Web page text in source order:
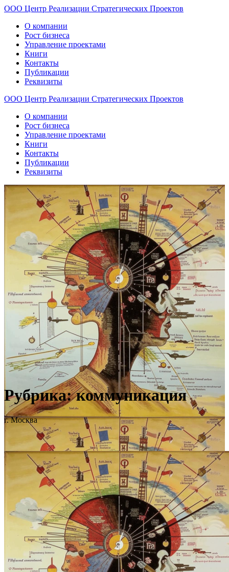
ООО Центр Реализации Стратегических Проектов
О компании
Рост бизнеса
Управление проектами
Книги
Контакты
Публикации
Реквизиты
ООО Центр Реализации Стратегических Проектов
О компании
Рост бизнеса
Управление проектами
Книги
Контакты
Публикации
Реквизиты
Рубрика:коммуникация
г. Москва